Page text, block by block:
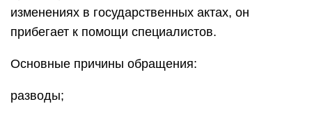
изменениях в государственных актах, он
прибегает к помощи специалистов.
Основные причины обращения:
разводы;